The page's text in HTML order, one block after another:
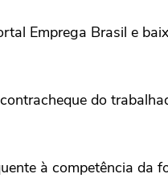
Emprega Brasil e
do
à competência da